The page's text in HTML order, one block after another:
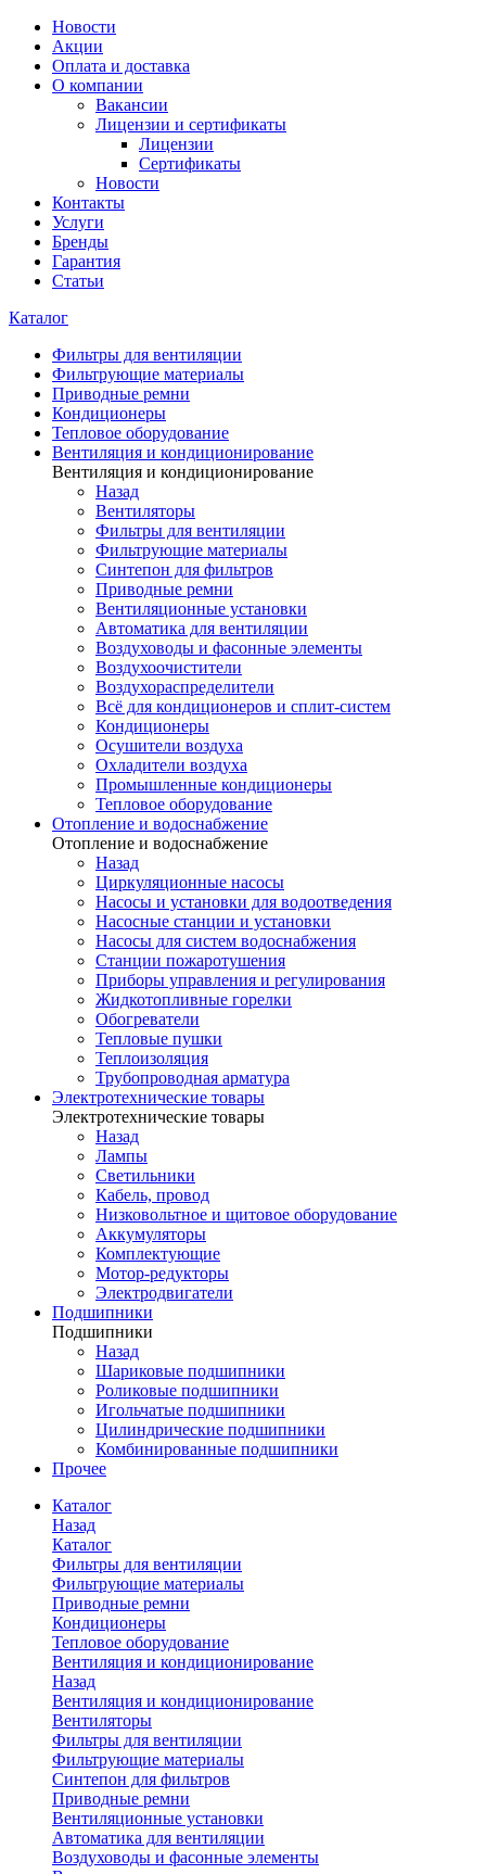
Новости
Акции
Оплата и доставка
О компании
Вакансии
Лицензии и сертификаты
Лицензии
Сертификаты
Новости
Контакты
Услуги
Бренды
Гарантия
Статьи
Каталог
Фильтры для вентиляции
Фильтрующие материалы
Приводные ремни
Кондиционеры
Тепловое оборудование
Вентиляция и кондиционирование
Вентиляция и кондиционирование
Назад
Вентиляторы
Фильтры для вентиляции
Фильтрующие материалы
Синтепон для фильтров
Приводные ремни
Вентиляционные установки
Автоматика для вентиляции
Воздуховоды и фасонные элементы
Воздухоочистители
Воздухораспределители
Всё для кондиционеров и сплит-систем
Кондиционеры
Осушители воздуха
Охладители воздуха
Промышленные кондиционеры
Тепловое оборудование
Отопление и водоснабжение
Отопление и водоснабжение
Назад
Циркуляционные насосы
Насосы и установки для водоотведения
Насосные станции и установки
Насосы для систем водоснабжения
Станции пожаротушения
Приборы управления и регулирования
Жидкотопливные горелки
Обогреватели
Тепловые пушки
Теплоизоляция
Трубопроводная арматура
Электротехнические товары
Электротехнические товары
Назад
Лампы
Светильники
Кабель, провод
Низковольтное и щитовое оборудование
Аккумуляторы
Комплектующие
Мотор-редукторы
Электродвигатели
Подшипники
Подшипники
Назад
Шариковые подшипники
Роликовые подшипники
Игольчатые подшипники
Цилиндрические подшипники
Комбинированные подшипники
Прочее
Каталог
Назад
Каталог
Фильтры для вентиляции
Фильтрующие материалы
Приводные ремни
Кондиционеры
Тепловое оборудование
Вентиляция и кондиционирование
Назад
Вентиляция и кондиционирование
Вентиляторы
Фильтры для вентиляции
Фильтрующие материалы
Синтепон для фильтров
Приводные ремни
Вентиляционные установки
Автоматика для вентиляции
Воздуховоды и фасонные элементы